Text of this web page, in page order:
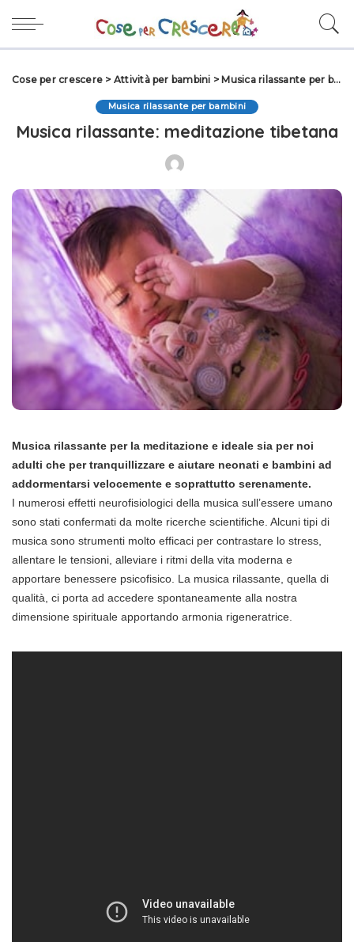
Cose per crescere > Attività per bambini > Musica rilassante per bambini
Musica rilassante per bambini
Musica rilassante: meditazione tibetana
Musica rilassante per la meditazione e ideale sia per noi
adulti che per tranquillizzare e aiutare neonati e bambini ad
addormentarsi velocemente e soprattutto serenamente.
I numerosi effetti neurofisiologici della musica sull’essere umano
sono stati confermati da molte ricerche scientifiche. Alcuni tipi di
musica sono strumenti molto efficaci per contrastare lo stress,
allentare le tensioni, alleviare i ritmi della vita moderna e
apportare benessere psicofisico. La musica rilassante, quella di
qualità, ci porta ad accedere spontaneamente alla nostra
dimensione spirituale apportando armonia rigeneratrice.